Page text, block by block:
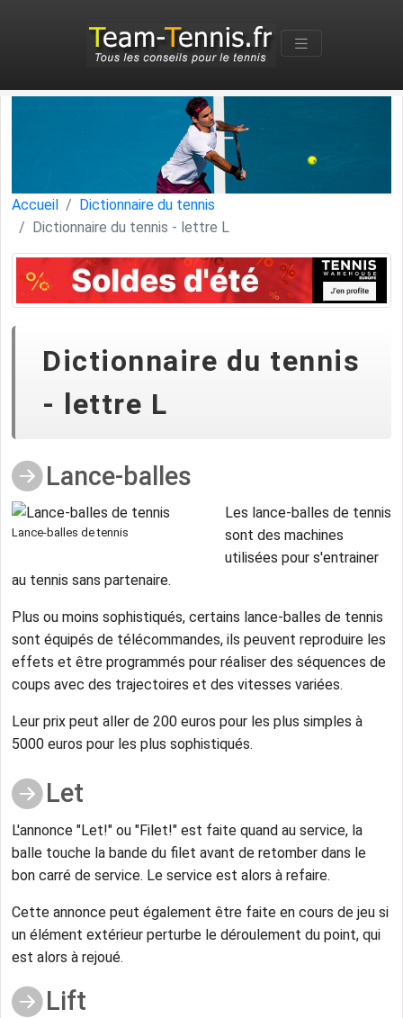
Accueil
Dictionnaire du tennis
Dictionnaire du tennis - lettre L
Dictionnaire du tennis
- lettre L
Lance-balles
Lance-balles de tennis
Les lance-balles de tennis
sont des machines
utilisées pour s'entrainer
au tennis sans partenaire.
Plus ou moins sophistiqués, certains lance-balles de tennis
sont équipés de télécommandes, ils peuvent reproduire les
effets et être programmés pour réaliser des séquences de
coups avec des trajectoires et des vitesses variées.
Leur prix peut aller de 200 euros pour les plus simples à
5000 euros pour les plus sophistiqués.
Let
L'annonce "Let!" ou "Filet!" est faite quand au service, la
balle touche la bande du filet avant de retomber dans le
bon carré de service. Le service est alors à refaire.
Cette annonce peut également être faite en cours de jeu si
un élément extérieur perturbe le déroulement du point, qui
est alors à rejoué.
Lift